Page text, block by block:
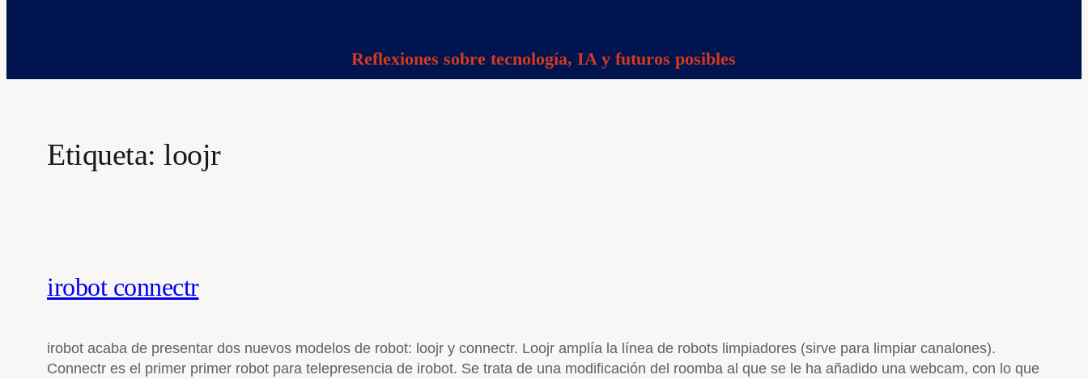
Reflexiones sobre tecnología, IA y futuros posibles
Etiqueta: loojr
irobot connectr
irobot acaba de presentar dos nuevos modelos de robot: loojr y connectr. Loojr amplía la línea de robots limpiadores (sirve para limpiar canalones).
Connectr es el primer primer robot para telepresencia de irobot. Se trata de una modificación del roomba al que se le ha añadido una webcam, con lo que